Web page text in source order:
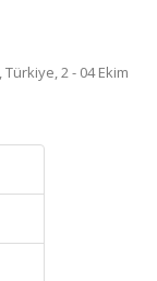
2 - 04 Ekim